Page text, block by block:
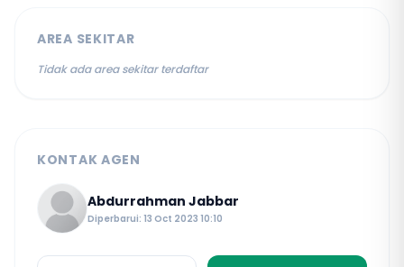
AREA SEKITAR
Tidak ada area sekitar terdaftar
KONTAK AGEN
Abdurrahman Jabbar
Diperbarui: 13 Oct 2023 10:10